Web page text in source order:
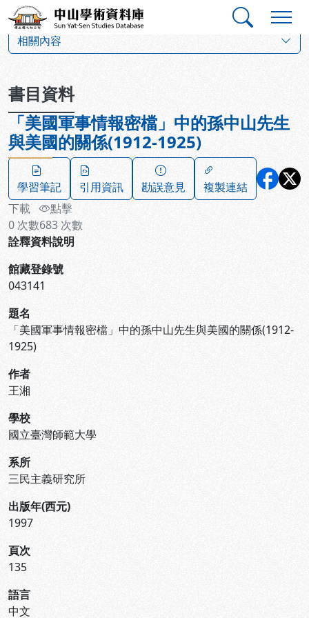
跳到主要內容
中山學術資料庫
相關內容
書目資料
「美國軍事情報密檔」中的孫中山先生
與美國的關係(1912-1925)
學習筆記 引用資訊 勘誤意見
複製連結
下載
0 次數
點擊
683 次數
詮釋資料說明
館藏登錄號
043141
題名
「美國軍事情報密檔」中的孫中山先生與美國的關係(1912-
1925)
作者
王湘
學校
國立臺灣師範大學
系所
三民主義研究所
出版年(西元)
1997
頁次
135
語言
中文